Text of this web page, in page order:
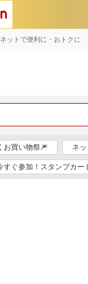
ットで便利に・おトクに
お買い物祭🎆 ネ
すぐ参加！スタンプカー